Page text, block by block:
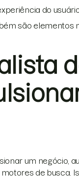
do
são elementos
um negócio,
de busca.